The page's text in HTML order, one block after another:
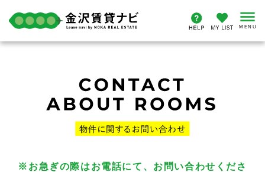
※お急ぎの際はお電話にて、お問い合わせくださ